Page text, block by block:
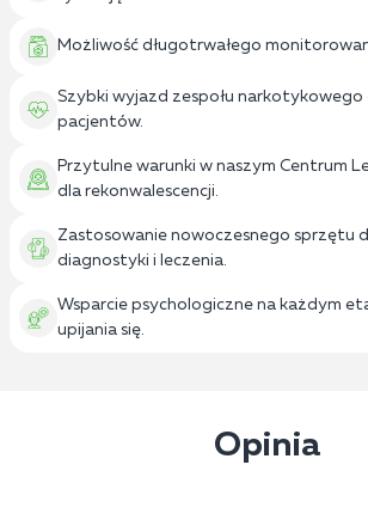
Możliwość długotrwałego
Szybki wyjazd zespołu
pacjentów.
Przytulne warunki w naszym Centrum
dla rekonwalescencji.
Zastosowanie nowoczesnego sprzętu
diagnostyki i leczenia.
Wsparcie psychologiczne na każdym
upijania się.
Opinia